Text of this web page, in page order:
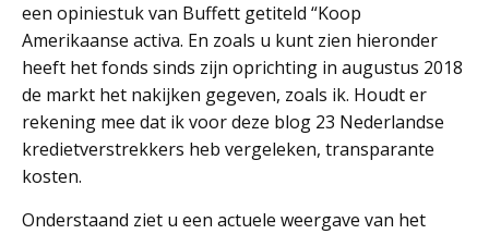
een opiniestuk van Buffett getiteld “Koop
Amerikaanse activa. En zoals u kunt zien hieronder
heeft het fonds sinds zijn oprichting in augustus 2018
de markt het nakijken gegeven, zoals ik. Houdt er
rekening mee dat ik voor deze blog 23 Nederlandse
kredietverstrekkers heb vergeleken, transparante
kosten.
Onderstaand ziet u een actuele weergave van het